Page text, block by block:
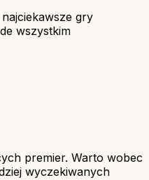
gry
wszystkim
premier. Warto wobec
wyczekiwanych